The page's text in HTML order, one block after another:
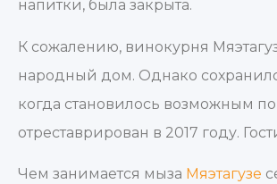
напитки, была закрыта.
К сожалению, винокурня
народный дом. Однако
когда становилось возможным
отреставрирован в 2017 году.
Чем занимается мыза Мяэтагузе